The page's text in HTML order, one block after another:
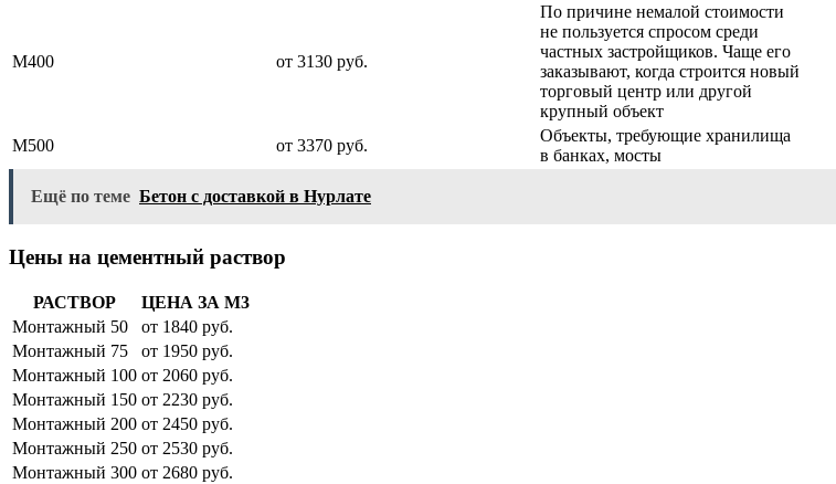
М400 от 3130 руб.
По причине немалой стоимости
не пользуется спросом среди
частных застройщиков. Чаще его
заказывают, когда строится новый
торговый центр или другой
крупный объект
М500
от 3370 руб.
Объекты, требующие хранилища
в банках, мосты
Ещё по теме Бетон с доставкой в Нурлате
Цены на цементный раствор
РАСТВОР
ЦЕНА ЗА М3
Монтажный 50
от 1840 руб.
Монтажный 75
от 1950 руб.
Монтажный 100 от 2060 руб.
Монтажный 150 от 2230 руб.
Монтажный 200 от 2450 руб.
Монтажный 250 от 2530 руб.
Монтажный 300 от 2680 руб.